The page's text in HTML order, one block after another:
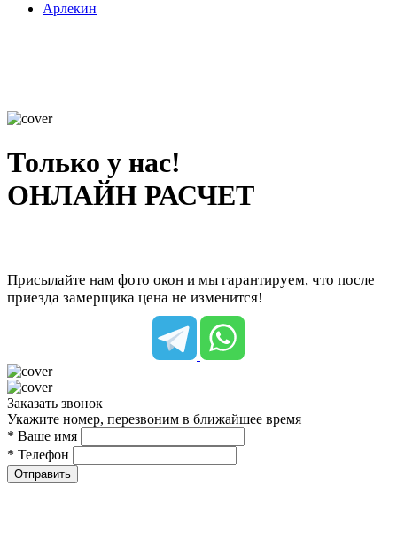
Арлекин
Только у нас!
ОНЛАЙН РАСЧЕТ
Присылайте нам фото окон и мы гарантируем, что после
приезда замерщика цена не изменится!
Заказать звонок
Укажите номер, перезвоним в ближайшее время
* Ваше имя
* Телефон
Отправить